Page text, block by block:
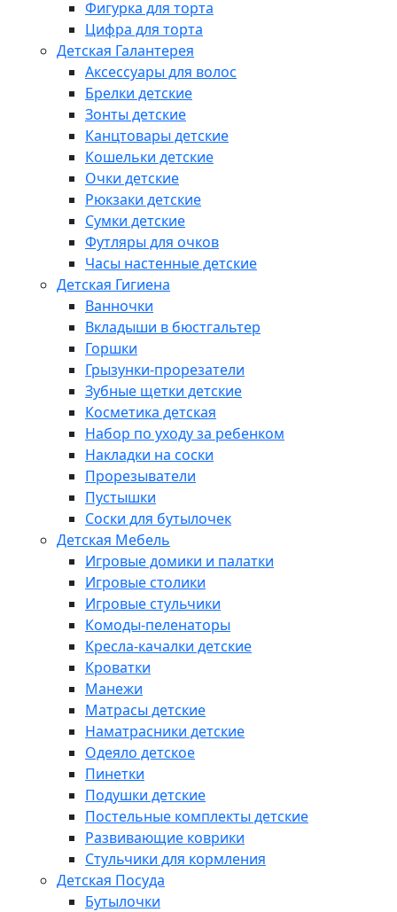
Фигурка для торта
Цифра для торта
Детская Галантерея
Аксессуары для волос
Брелки детские
Зонты детские
Канцтовары детские
Кошельки детские
Очки детские
Рюкзаки детские
Сумки детские
Футляры для очков
Часы настенные детские
Детская Гигиена
Ванночки
Вкладыши в бюстгальтер
Горшки
Грызунки-прорезатели
Зубные щетки детские
Косметика детская
Набор по уходу за ребенком
Накладки на соски
Прорезыватели
Пустышки
Соски для бутылочек
Детская Мебель
Игровые домики и палатки
Игровые столики
Игровые стульчики
Комоды-пеленаторы
Кресла-качалки детские
Кроватки
Манежи
Матрасы детские
Наматрасники детские
Одеяло детское
Пинетки
Подушки детские
Постельные комплекты детские
Развивающие коврики
Стульчики для кормления
Детская Посуда
Бутылочки